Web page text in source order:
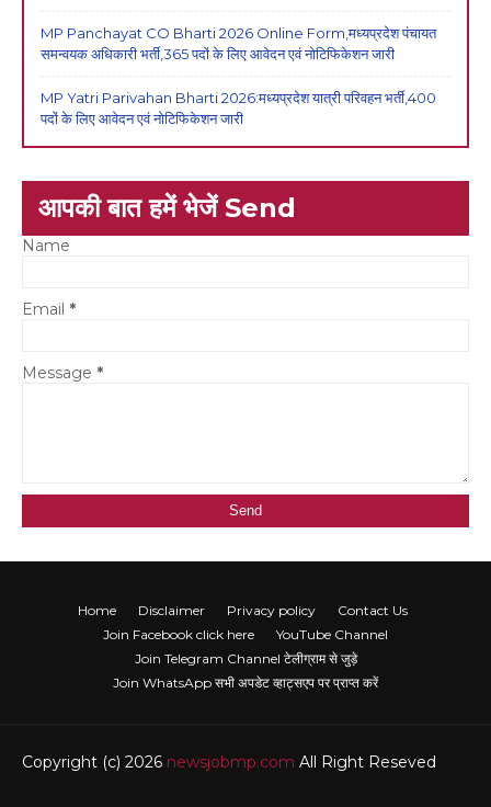
MP Panchayat CO Bharti 2026 Online Form,मध्यप्रदेश पंचायत
समन्वयक अधिकारी भर्ती,365 पदों के लिए आवेदन एवं नोटिफिकेशन जारी
MP Yatri Parivahan Bharti 2026:मध्यप्रदेश यात्री परिवहन भर्ती,400
पदों के लिए आवेदन एवं नोटिफिकेशन जारी
आपकी बात हमें भेजें Send
Name
Email *
Message *
Home Disclaimer Privacy policy
Contact Us
Join Facebook click here
YouTube Channel
Join Telegram Channel टेलीग्राम से जुड़े
Join WhatsApp सभी अपडेट व्हाट्सएप पर प्राप्त करें
Copyright (c) 2026 newsjobmp.com All Right Reseved